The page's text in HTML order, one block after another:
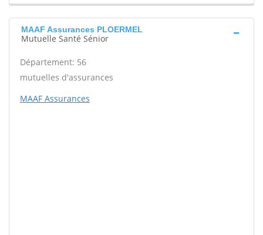
MAAF Assurances PLOERMEL
Mutuelle Santé Sénior
Département: 56
mutuelles d'assurances
MAAF Assurances